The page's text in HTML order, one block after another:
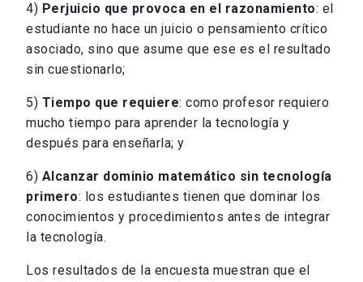
4) Perjuicio que provoca en el razonamiento: el
estudiante no hace un juicio o pensamiento crítico
asociado, sino que asume que ese es el resultado
sin cuestionarlo;
5) Tiempo que requiere: como profesor requiero
mucho tiempo para aprender la tecnología y
después para enseñarla; y
6) Alcanzar dominio matemático sin tecnología
primero: los estudiantes tienen que dominar los
conocimientos y procedimientos antes de integrar
la tecnología.
Los resultados de la encuesta muestran que el